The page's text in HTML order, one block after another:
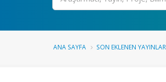
ANA SAYFA SON EKLENEN YAYINLAR